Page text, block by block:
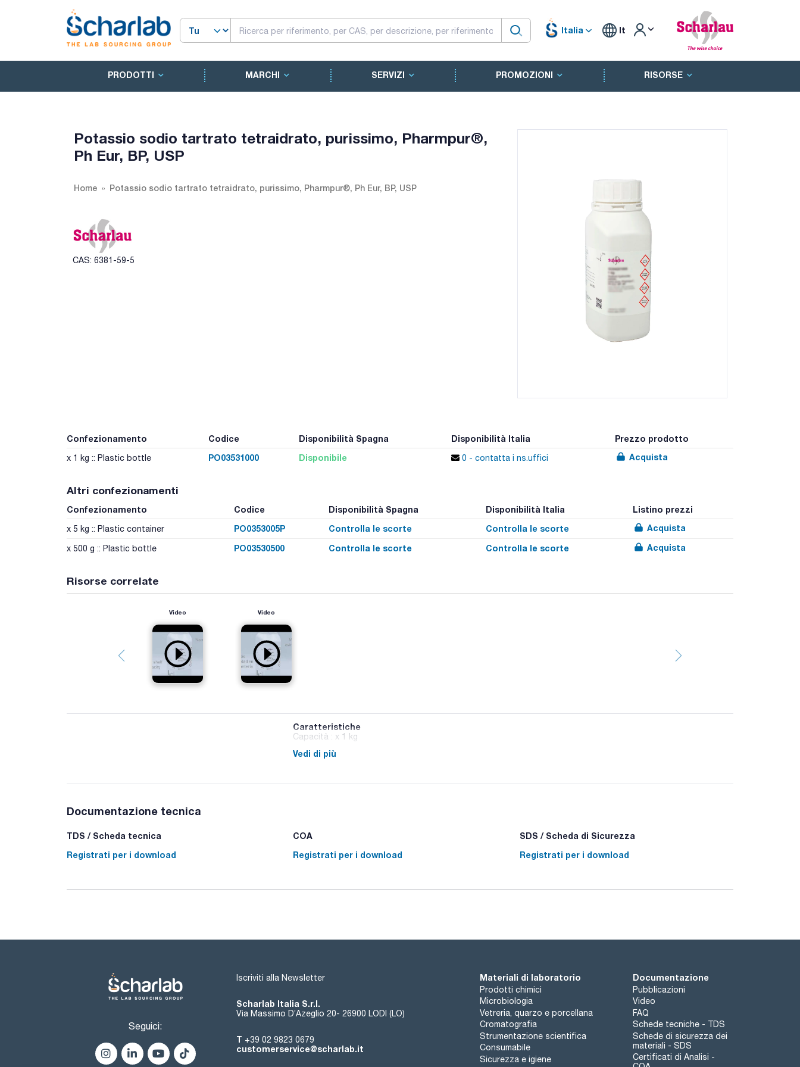
Italia It
PRODOTTI MARCHI SERVIZI PROMOZIONI RISORSE
Potassio sodio tartrato tetraidrato, purissimo, Pharmpur®,
Ph Eur, BP, USP
Home Potassio sodio tartrato tetraidrato, purissimo, Pharmpur®, Ph Eur, BP, USP
CAS: 6381-59-5
Confezionamento Codice Disponibilità Spagna Disponibilità Italia Prezzo prodotto
x 1 kg :: Plastic bottle PO03531000 Disponibile 0 - contatta i ns.uffici Acquista
Altri confezionamenti
Confezionamento Codice Disponibilità Spagna Disponibilità Italia Listino prezzi
x 5 kg :: Plastic container PO0353005P Controlla le scorte Controlla le scorte Acquista
x 500 g :: Plastic bottle PO03530500 Controlla le scorte Controlla le scorte Acquista
Risorse correlate
Video Video
Caratteristiche
Capacità : x 1 kg
Vedi di più
Documentazione tecnica
TDS / Scheda tecnica
Registrati per i download
COA
Registrati per i download
SDS / Scheda di Sicurezza
Registrati per i download
Seguici:
Iscriviti alla Newsletter
Scharlab Italia S.r.l.
Via Massimo D’Azeglio 20- 26900 LODI (LO)
T +39 02 9823 0679
customerservice@scharlab.it
Materiali di laboratorio
Prodotti chimici
Microbiologia
Vetreria, quarzo e porcellana
Cromatografia
Strumentazione scientifica
Consumabile
Sicurezza e igiene
Documentazione
Pubblicazioni
Video
FAQ
Schede tecniche - TDS
Schede di sicurezza dei
materiali - SDS
Certificati di Analisi -